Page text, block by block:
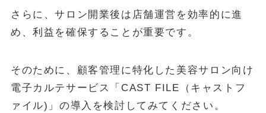
さらに、サロン開業後は店舗運営を効率的に進
め、利益を確保することが重要です。
そのために、顧客管理に特化した美容サロン向け
電子カルテサービス「CAST FILE（キャストフ
ァイル)」の導入を検討してみてください。